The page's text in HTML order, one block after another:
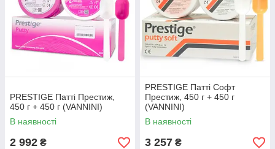
Всі товари з нашого інтернет-магазину
мають високий рівень якості, сертифіковані
та зареєстровані в Україні. Купуючи у нас, ви
можете бути впевнені у 100% оригінальності
продукції та відповідності міжнародним
стандартам
Є питання? Телефонуйте!
PRESTIGE Патті Престиж,
450 г + 450 г (VANNINI)
В наявності
2 992 ₴
PRESTIGE Патті Софт
Престиж, 450 г + 450 г
(VANNINI)
В наявності
3 257 ₴